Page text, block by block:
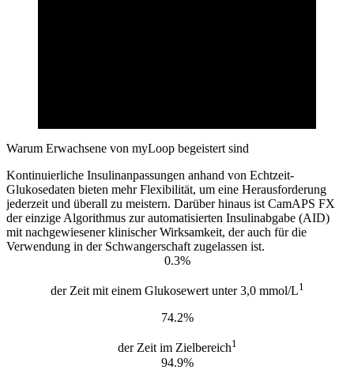
Warum Erwachsene von myLoop begeistert sind
Kontinuierliche Insulinanpassungen anhand von Echtzeit-
Glukosedaten bieten mehr Flexibilität, um eine Herausforderung
jederzeit und überall zu meistern. Darüber hinaus ist CamAPS FX
der einzige Algorithmus zur automatisierten Insulinabgabe (AID)
mit nachgewiesener klinischer Wirksamkeit, der auch für die
Verwendung in der Schwangerschaft zugelassen ist.
0.3%
der Zeit mit einem Glukosewert unter 3,0 mmol/L1
74.2%
der Zeit im Zielbereich1
94.9%